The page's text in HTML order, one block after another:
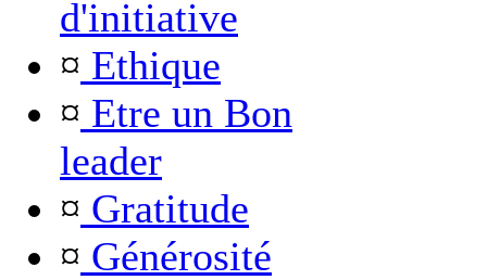
d'initiative
¤ Ethique
¤ Etre un Bon
leader
¤ Gratitude
¤ Générosité